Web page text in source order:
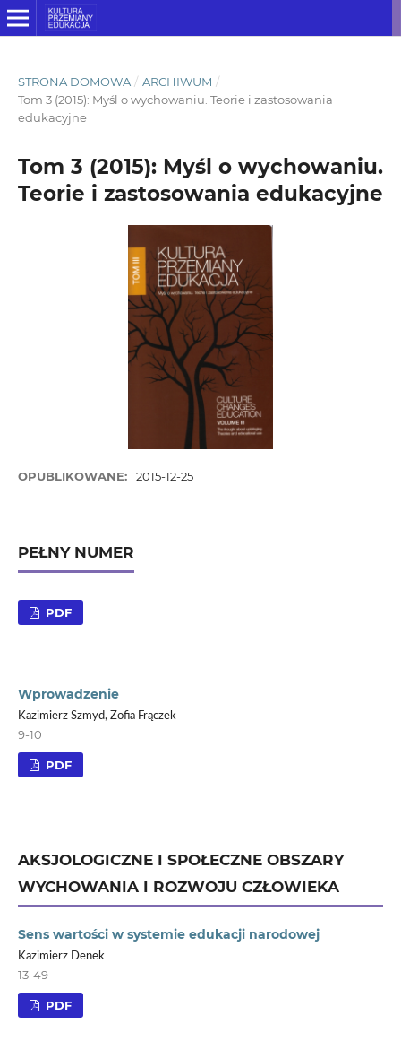
STRONA DOMOWA / ARCHIWUM /
Tom 3 (2015): Myśl o wychowaniu. Teorie i zastosowania
edukacyjne
Tom 3 (2015): Myśl o wychowaniu.
Teorie i zastosowania edukacyjne
OPUBLIKOWANE: 2015-12-25
PEŁNY NUMER
PDF
Wprowadzenie
Kazimierz Szmyd, Zofia Frączek
9-10
PDF
AKSJOLOGICZNE I SPOŁECZNE OBSZARY
WYCHOWANIA I ROZWOJU CZŁOWIEKA
Sens wartości w systemie edukacji narodowej
Kazimierz Denek
13-49
PDF